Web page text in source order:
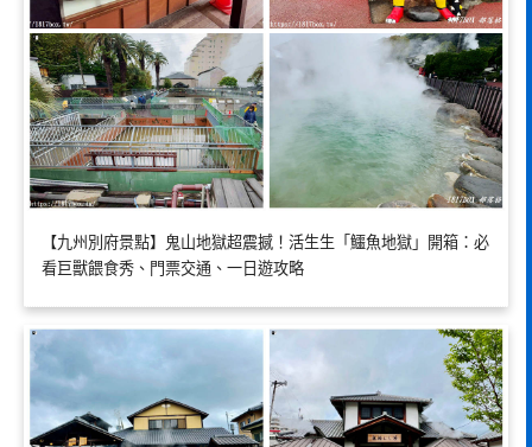
【九州別府景點】鬼山地獄超震撼！活生生「鱷魚地獄」開箱：必
看巨獸餵食秀、門票交通、一日遊攻略